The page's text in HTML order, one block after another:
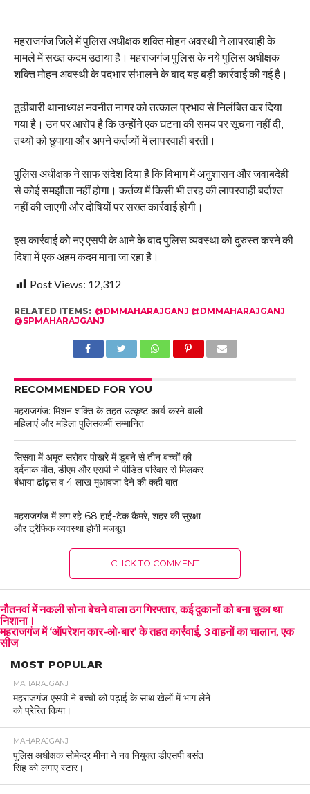
महराजगंज जिले में पुलिस अधीक्षक शक्ति मोहन अवस्थी ने लापरवाही के
मामले में सख्त कदम उठाया है। महराजगंज पुलिस के नये पुलिस अधीक्षक
शक्ति मोहन अवस्थी के पदभार संभालने के बाद यह बड़ी कार्रवाई की गई है।
ठूठीबारी थानाध्यक्ष नवनीत नागर को तत्काल प्रभाव से निलंबित कर दिया
गया है। उन पर आरोप है कि उन्होंने एक घटना की समय पर सूचना नहीं दी,
तथ्यों को छुपाया और अपने कर्तव्यों में लापरवाही बरती।
पुलिस अधीक्षक ने साफ संदेश दिया है कि विभाग में अनुशासन और जवाबदेही
से कोई समझौता नहीं होगा। कर्तव्य में किसी भी तरह की लापरवाही बर्दाश्त
नहीं की जाएगी और दोषियों पर सख्त कार्रवाई होगी।
इस कार्रवाई को नए एसपी के आने के बाद पुलिस व्यवस्था को दुरुस्त करने की
दिशा में एक अहम कदम माना जा रहा है।
Post Views: 12,312
RELATED ITEMS: @DMMAHARAJGANJ @DMMAHARAJGANJ
@SPMAHARAJGANJ
RECOMMENDED FOR YOU
महराजगंज: मिशन शक्ति के तहत उत्कृष्ट कार्य करने वाली
महिलाएं और महिला पुलिसकर्मी सम्मानित
सिसवा में अमृत सरोवर पोखरे में डूबने से तीन बच्चों की
दर्दनाक मौत, डीएम और एसपी ने पीड़ित परिवार से मिलकर
बंधाया ढांढ़स व 4 लाख मुआवजा देने की कही बात
महराजगंज में लग रहे 68 हाई-टेक कैमरे, शहर की सुरक्षा
और ट्रैफिक व्यवस्था होगी मजबूत
CLICK TO COMMENT
नौतनवां में नकली सोना बेचने वाला ठग गिरफ्तार, कई दुकानों को बना चुका था
निशाना।
महराजगंज में ‘ऑपरेशन कार-ओ-बार’ के तहत कार्रवाई, 3 वाहनों का चालान, एक
सीज
MOST POPULAR
MAHARAJGANJ
महराजगंज एसपी ने बच्चों को पढ़ाई के साथ खेलों में भाग लेने
को प्रेरित किया।
MAHARAJGANJ
पुलिस अधीक्षक सोमेन्द्र मीना ने नव नियुक्त डीएसपी बसंत
सिंह को लगाए स्टार।